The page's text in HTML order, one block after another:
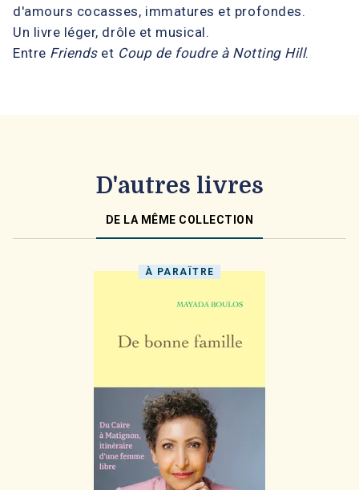
d'amours cocasses, immatures et profondes.
Un livre léger, drôle et musical.
Entre Friendset Coup de foudre à Notting Hill.
D'autres livres
DE LA MÊME COLLECTION
À PARAÎTRE